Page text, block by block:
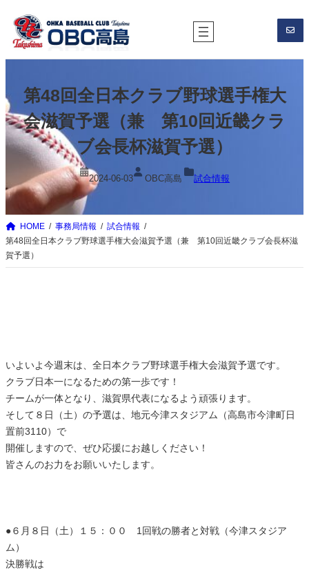
を
ス
ッ
プ
第48回全日本クラブ野球選手権大
会滋賀予選（兼 第10回近畿クラ
ブ会長杯滋賀予選）
2024-06-03 OBC高島 試合情報
HOME 事務局情報
試合情報
第48回全日本クラブ野球選手権大会滋賀予選（兼 第10回近畿クラブ会長杯滋
賀予選）
いよいよ今週末は、全日本クラブ野球選手権大会滋賀予選です。
クラブ日本一になるための第一歩です！
チームが一体となり、滋賀県代表になるよう頑張ります。
そして８日（土）の予選は、地元今津スタジアム（高島市今津町日
置前3110）で
開催しますので、ぜひ応援にお越しください！
皆さんのお力をお願いいたします。
●６月８日（土）１５：００ 1回戦の勝者と対戦（今津スタジア
ム）
決勝戦は